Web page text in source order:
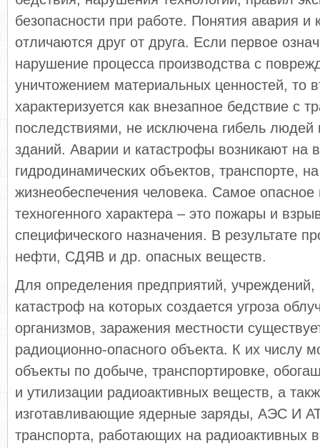
безопасности при работе. Понятия авария и
отличаются друг от друга. Если первое
нарушение процесса производства с
уничтожением материальных ценностей, то
характеризуется как внезапное бедствие с
последствиями, не исключена гибель людей
зданий. Аварии и катастрофы возникают на
гидродинамических объектов, транспорте,
жизнеобеспечения человека. Самое
техногенного характера – это пожары и
специфического назначения. В результате
нефти, СДЯВ и др. опасных веществ.
Для определения предприятий, учреждений,
катастроф на которых создается угроза
организмов, заражения местности
радиоционно-опасного объекта. К их числу
объекты по добыче, транспортировке,
и утилизации радиоактивных веществ, а
изготавливающие ядерные заряды, АЭС И
транспорта, работающих на радиоактивных